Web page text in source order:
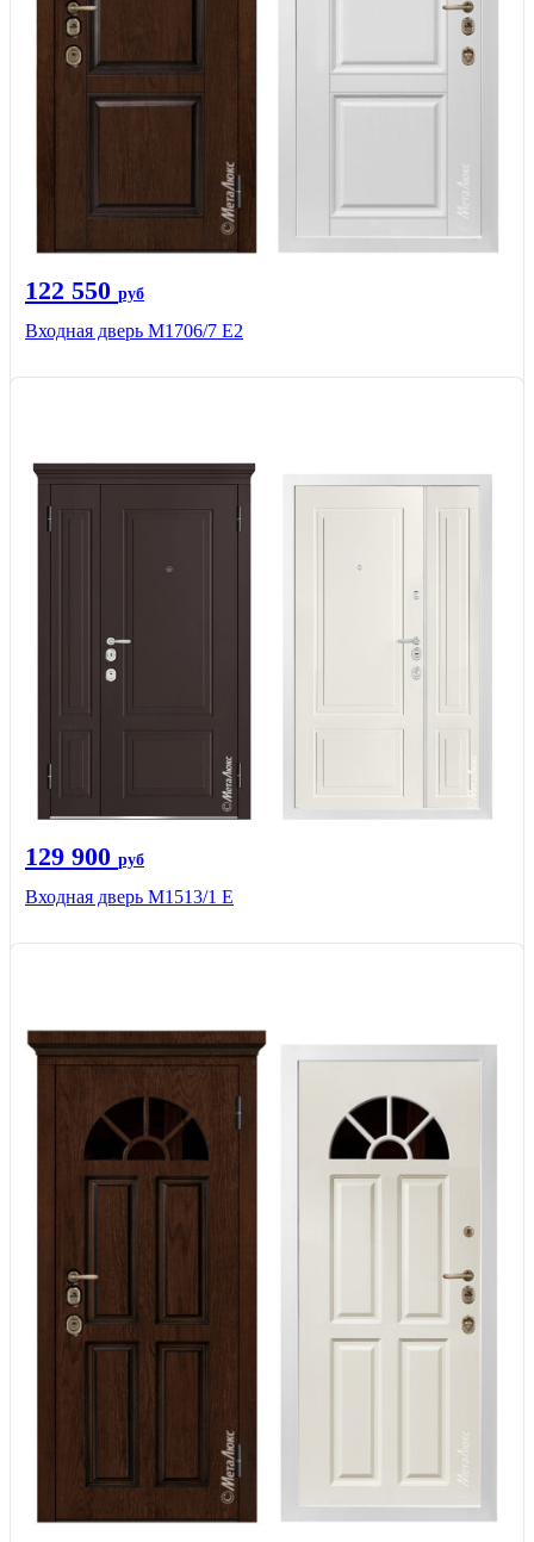
122 550 руб
Входная дверь М1706/7 E2
129 900 руб
Входная дверь М1513/1 Е